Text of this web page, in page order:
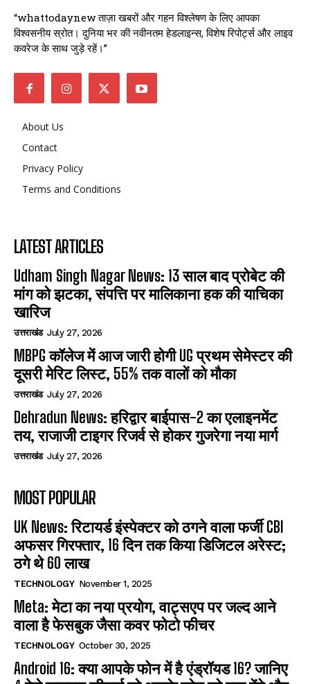
“whattodaynew ताज़ा खबरों और गहन विश्लेषण के लिए आपका
विश्वसनीय स्रोत। दुनिया भर की नवीनतम हेडलाइन्स, विशेष रिपोर्ट्स और लाइव
कवरेज के साथ जुड़े रहें।”
About Us
Contact
Privacy Policy
Terms and Conditions
LATEST ARTICLES
Udham Singh Nagar News: 13 साल बाद प्रोबेट की
मांग को झटका, संपत्ति पर मालिकाना हक की याचिका
खारिज
उत्तराखंड July 27, 2026
MBPG कॉलेज में आज जारी होगी UG प्रथम सेमेस्टर की
दूसरी मेरिट लिस्ट, 55% तक वालों को मौका
उत्तराखंड July 27, 2026
Dehradun News: हरिद्वार बाईपास-2 का एलाइनमेंट
तय, राजाजी टाइगर रिजर्व से होकर गुजरेगा नया मार्ग
उत्तराखंड July 27, 2026
MOST POPULAR
UK News: रिटायर्ड इंस्पेक्टर को ठगने वाला फर्जी CBI
अफसर गिरफ्तार, 16 दिन तक किया डिजिटल अरेस्ट;
ठगे थे 60 लाख
TECHNOLOGY November 1, 2025
Meta: मेटा का नया प्रयोग, वाट्सएप पर जल्द आने
वाला है फेसबुक जैसा कवर फोटो फीचर
TECHNOLOGY October 30, 2025
Android 16: क्या आपके फोन में है एंड्रॉयड 16? जानिए